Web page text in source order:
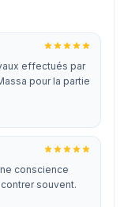
effectués par
pour la partie
conscience
souvent.